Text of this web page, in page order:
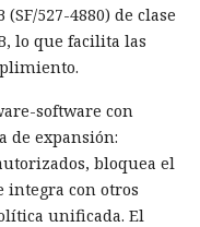
527-4880) de clase
lo que facilita las
software con
de expansión:
bloquea el
integra con otros
unificada. El